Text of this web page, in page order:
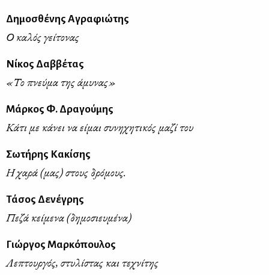
Δημοσθένης Αγραφιώτης
Ο καλός γείτονας
Νίκος Δαββέτας
«Το πνεύμα της άμυνας»
Μάρκος Φ. Δραγούμης
Κάτι με κάνει να είμαι συνηχητικός μαζί του
Σωτήρης Κακίσης
Η χαρά (μας) στους δρόμους.
Τάσος Δενέγρης
Πεζά κείμενα (δημοσιευμένα)
Γιώργος Μαρκόπουλος
Λεπτουργός, στυλίστας και τεχνίτης